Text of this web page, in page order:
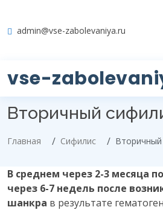
admin@vse-zabolevaniya.ru
vse-
Вторичный
Главная Сифилис
В среднем через 2-3 месяца
через 6-7 недель после
шанкра в результате